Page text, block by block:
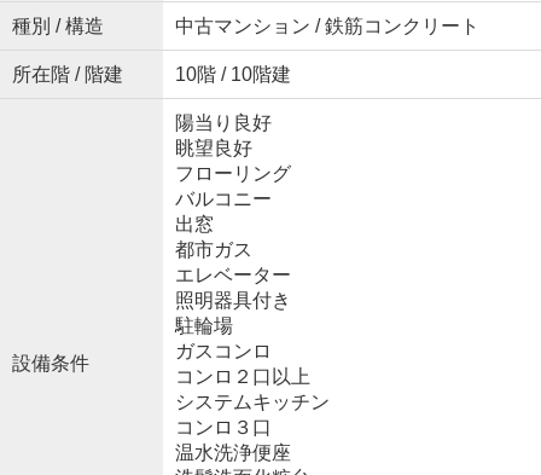
種別 / 構造 中古マンション / 鉄筋コンクリート
所在階 / 階建 10階 / 10階建
設備条件
陽当り良好
眺望良好
フローリング
バルコニー
出窓
都市ガス
エレベーター
照明器具付き
駐輪場
ガスコンロ
コンロ２口以上
システムキッチン
コンロ３口
温水洗浄便座